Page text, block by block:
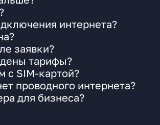
интернета?
заявки?
тарифы?
с SIM-картой?
проводного интернета?
для бизнеса?